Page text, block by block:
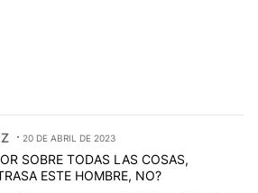
20 DE ABRIL DE 2023
SOBRE TODAS LAS COSAS,
ESTE HOMBRE, NO?